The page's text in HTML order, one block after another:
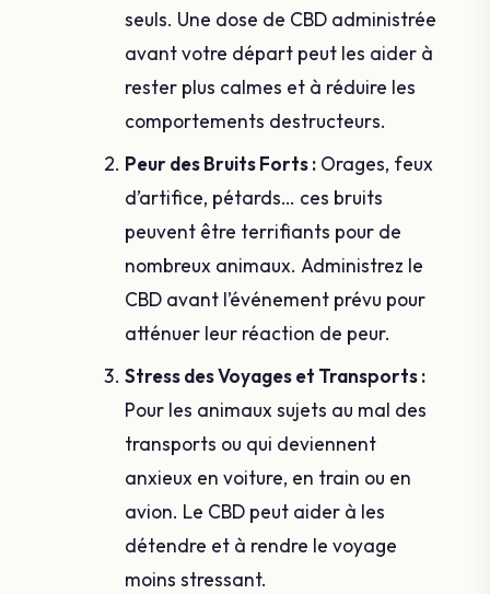
seuls. Une dose de CBD administrée
avant votre départ peut les aider à
rester plus calmes et à réduire les
comportements destructeurs.
Peur des Bruits Forts : Orages, feux
d’artifice, pétards… ces bruits
peuvent être terrifiants pour de
nombreux animaux. Administrez le
CBD avant l’événement prévu pour
atténuer leur réaction de peur.
Stress des Voyages et Transports :
Pour les animaux sujets au mal des
transports ou qui deviennent
anxieux en voiture, en train ou en
avion. Le CBD peut aider à les
détendre et à rendre le voyage
moins stressant.